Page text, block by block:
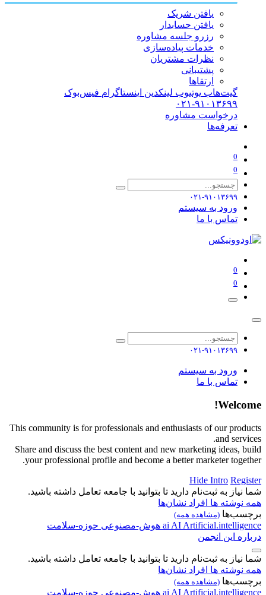
یافتن شریک
یافتن حسابدار
رزرو جلسه مشاوره
خدمات پیاده‌سازی
نظرات مشتریان
پشتیبانی
ارتقاها
گیت‌هاب یوتیوب لینکدین اینستاگرام فیس‌بوک
۰۲۱-۹۱۰۱۳۶۹۹
درخواست مشاوره
تعرفه‌ها
0
0
۰۲۱-۹۱۰۱۳۶۹۹
ورود به سیستم
تماس با ما
0
0
۰۲۱-۹۱۰۱۳۶۹۹
ورود به سیستم
تماس با ما
Welcome!
This community is for professionals and enthusiasts of our products
and services.
Share and discuss the best content and new marketing ideas, build
your professional profile and become a better marketer together.
Hide Intro Register
شما نیاز به ثبت‌نام دارید تا بتوانید با جامعه تعامل داشته باشید.
همه نوشته ها افراد نشان‌ها
برچسب‌ها (مشاهده همه)
ai AI Artificial.intelligence هوش-مصنوعی حوزه-سلامت
درباره این انجمن
شما نیاز به ثبت‌نام دارید تا بتوانید با جامعه تعامل داشته باشید.
همه نوشته ها افراد نشان‌ها
برچسب‌ها (مشاهده همه)
ai AI Artificial.intelligence هوش-مصنوعی حوزه-سلامت